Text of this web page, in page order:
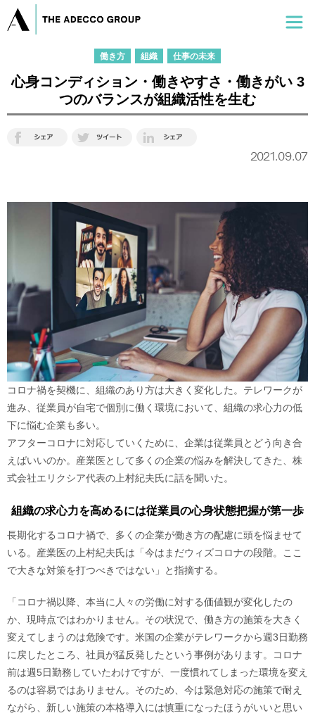
働き方 組織 仕事の未来
心身コンディション・働きやすさ・働きがい 3
つのバランスが組織活性を生む
2021.09.07
コロナ禍を契機に、組織のあり方は大きく変化した。テレワークが
進み、従業員が自宅で個別に働く環境において、組織の求心力の低
下に悩む企業も多い。
アフターコロナに対応していくために、企業は従業員とどう向き合
えばいいのか。産業医として多くの企業の悩みを解決してきた、株
式会社エリクシア代表の上村紀夫氏に話を聞いた。
組織の求心力を高めるには従業員の心身状態把握が第一歩
長期化するコロナ禍で、多くの企業が働き方の配慮に頭を悩ませて
いる。産業医の上村紀夫氏は「今はまだウィズコロナの段階。ここ
で大きな対策を打つべきではない」と指摘する。
「コロナ禍以降、本当に人々の労働に対する価値観が変化したの
か、現時点ではわかりません。その状況で、働き方の施策を大きく
変えてしまうのは危険です。米国の企業がテレワークから週3日勤務
に戻したところ、社員が猛反発したという事例があります。コロナ
前は週5日勤務していたわけですが、一度慣れてしまった環境を変え
るのは容易ではありません。そのため、今は緊急対応の施策で耐え
ながら、新しい施策の本格導入には慎重になったほうがいいと思い